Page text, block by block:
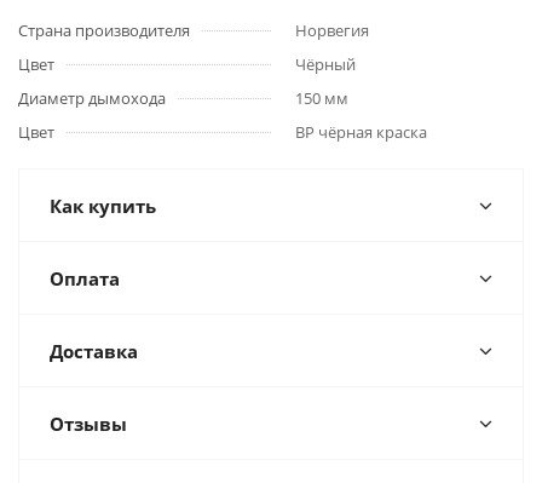
Страна производителя
Норвегия
Цвет
Чёрный
Диаметр дымохода
150 мм
Цвет
BP чёрная краска
Как купить
Оплата
Доставка
Отзывы